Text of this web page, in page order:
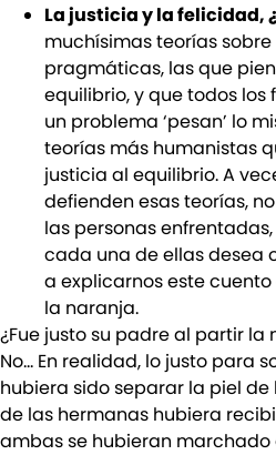
La justicia y la felicidad,
muchísimas teorías sobre
pragmáticas, las que
equilibrio, y que todos
un problema ‘pesan’ lo
teorías más humanistas
justicia al equilibrio. A
defienden esas teorías,
las personas
cada una de ellas desea
a explicarnos este
la naranja.
¿Fue justo su padre al partir
No… En realidad, lo justo para
hubiera sido separar la piel
de las hermanas hubiera
ambas se hubieran marchado